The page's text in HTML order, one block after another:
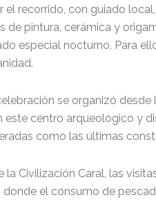
el recorrido, con guiado
de pintura, cerámica y
especial nocturno. Para
se organizó
este centro arqueológico y
como las últimas
la Civilización Caral, las
el consumo de